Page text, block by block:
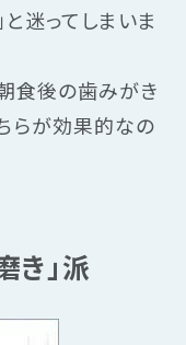
迷ってしまいま
食後の歯みがき
らが効果的なの
き」派